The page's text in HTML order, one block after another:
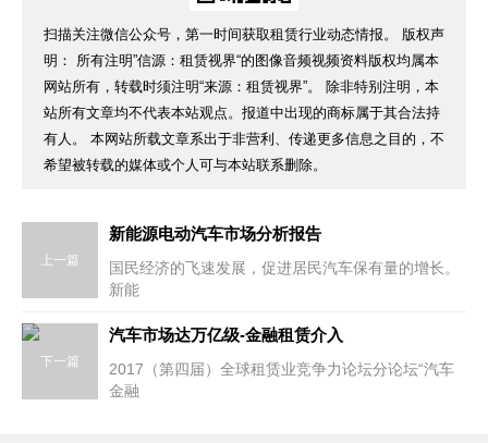
扫描关注微信公众号，第一时间获取租赁行业动态情报。 版权声
明： 所有注明”信源：租赁视界“的图像音频视频资料版权均属本
网站所有，转载时须注明“来源：租赁视界”。 除非特别注明，本
站所有文章均不代表本站观点。报道中出现的商标属于其合法持
有人。 本网站所载文章系出于非营利、传递更多信息之目的，不
希望被转载的媒体或个人可与本站联系删除。
上一篇
新能源电动汽车市场分析报告
国民经济的飞速发展，促进居民汽车保有量的增长。
新能
下一篇
汽车市场达万亿级-金融租赁介入
2017（第四届）全球租赁业竞争力论坛分论坛“汽车
金融